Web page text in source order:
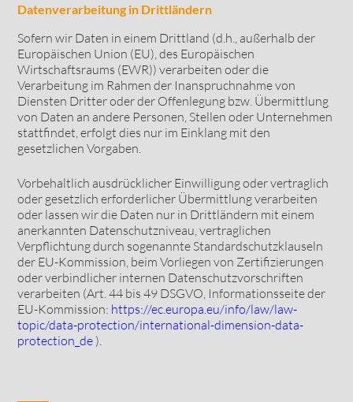
Datenverarbeitung in Drittländern
Sofern wir Daten in einem Drittland (d.h., außerhalb der
Europäischen Union (EU), des Europäischen
Wirtschaftsraums (EWR)) verarbeiten oder die
Verarbeitung im Rahmen der Inanspruchnahme von
Diensten Dritter oder der Offenlegung bzw. Übermittlung
von Daten an andere Personen, Stellen oder Unternehmen
stattfindet, erfolgt dies nur im Einklang mit den
gesetzlichen Vorgaben.
Vorbehaltlich ausdrücklicher Einwilligung oder vertraglich
oder gesetzlich erforderlicher Übermittlung verarbeiten
oder lassen wir die Daten nur in Drittländern mit einem
anerkannten Datenschutzniveau, vertraglichen
Verpflichtung durch sogenannte Standardschutzklauseln
der EU-Kommission, beim Vorliegen von Zertifizierungen
oder verbindlicher internen Datenschutzvorschriften
verarbeiten (Art. 44 bis 49 DSGVO, Informationsseite der
EU-Kommission: https://ec.europa.eu/info/law/law-
topic/data-protection/international-dimension-data-
protection_de ).